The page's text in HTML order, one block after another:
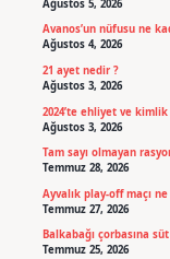
Ağustos 5, 2026
Avanos’un nüfusu ne
Ağustos 4, 2026
21 ayet nedir ?
Ağustos 3, 2026
2024’te ehliyet ve
Ağustos 3, 2026
Tam sayı olmayan
Temmuz 28, 2026
Ayvalık play-off maçı
Temmuz 27, 2026
Balkabağı çorbasına
Temmuz 25, 2026